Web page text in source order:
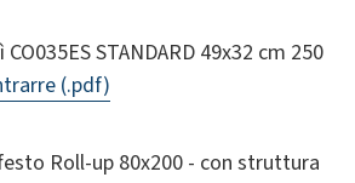
STANDARD 49x32 cm 250
(.pdf)
Roll-up 80x200 - con struttura